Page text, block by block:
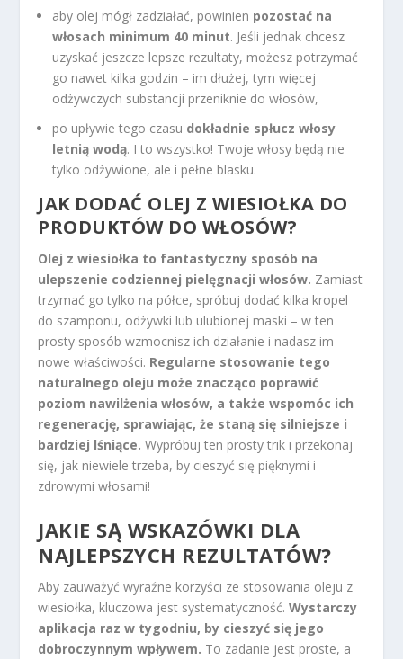
aby olej mógł zadziałać, powinien pozostać na
włosach minimum 40 minut. Jeśli jednak chcesz
uzyskać jeszcze lepsze rezultaty, możesz potrzymać
go nawet kilka godzin – im dłużej, tym więcej
odżywczych substancji przeniknie do włosów,
po upływie tego czasu dokładnie spłucz włosy
letnią wodą. I to wszystko! Twoje włosy będą nie
tylko odżywione, ale i pełne blasku.
JAK DODAĆ OLEJ Z WIESIOŁKA DO
PRODUKTÓW DO WŁOSÓW?
Olej z wiesiołka to fantastyczny sposób na
ulepszenie codziennej pielęgnacji włosów. Zamiast
trzymać go tylko na półce, spróbuj dodać kilka kropel
do szamponu, odżywki lub ulubionej maski – w ten
prosty sposób wzmocnisz ich działanie i nadasz im
nowe właściwości. Regularne stosowanie tego
naturalnego oleju może znacząco poprawić
poziom nawilżenia włosów, a także wspomóc ich
regenerację, sprawiając, że staną się silniejsze i
bardziej lśniące. Wypróbuj ten prosty trik i przekonaj
się, jak niewiele trzeba, by cieszyć się pięknymi i
zdrowymi włosami!
JAKIE SĄ WSKAZÓWKI DLA
NAJLEPSZYCH REZULTATÓW?
Aby zauważyć wyraźne korzyści ze stosowania oleju z
wiesiołka, kluczowa jest systematyczność.Wystarczy
aplikacja raz w tygodniu, by cieszyć się jego
dobroczynnym wpływem. To zadanie jest proste, a